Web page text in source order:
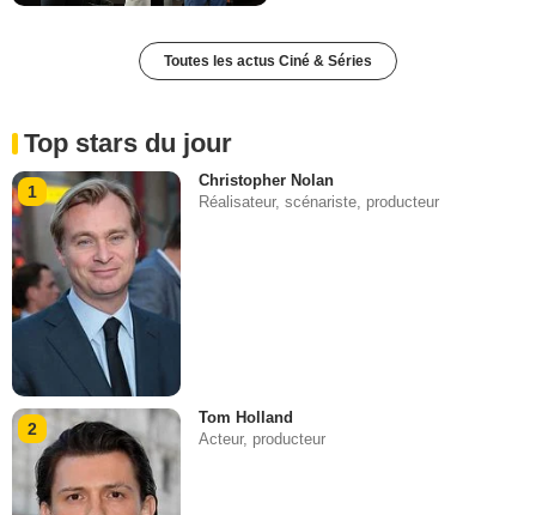
Toutes les actus Ciné & Séries
Top stars du jour
1
Christopher Nolan
Réalisateur, scénariste, producteur
2
Tom Holland
Acteur, producteur